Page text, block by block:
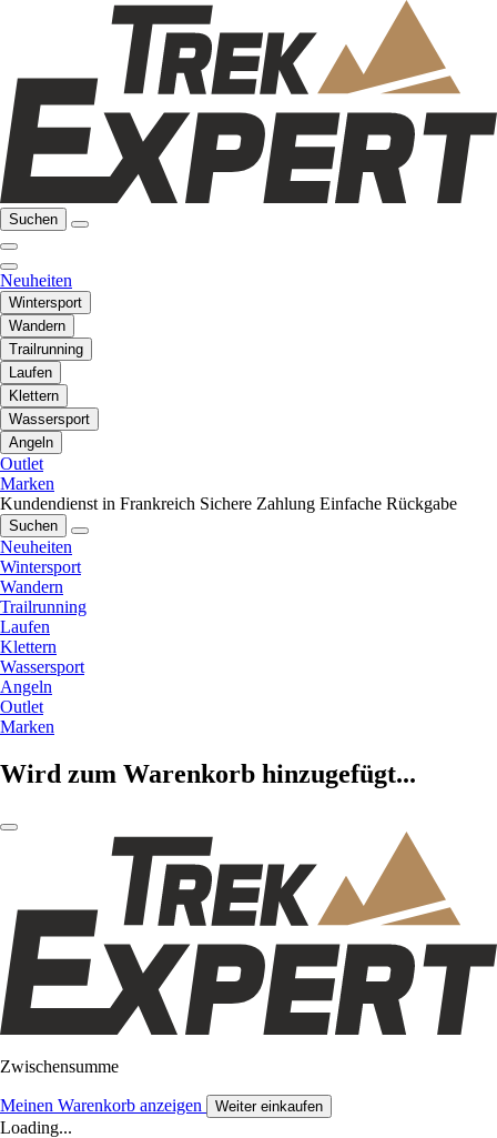
Suchen
Neuheiten
Wintersport
Wandern
Trailrunning
Laufen
Klettern
Wassersport
Angeln
Outlet
Marken
Kundendienst in Frankreich Sichere Zahlung Einfache Rückgabe
Suchen
Neuheiten
Wintersport
Wandern
Trailrunning
Laufen
Klettern
Wassersport
Angeln
Outlet
Marken
Wird zum Warenkorb hinzugefügt...
Zwischensumme
Meinen Warenkorb anzeigen Weiter einkaufen
Loading...